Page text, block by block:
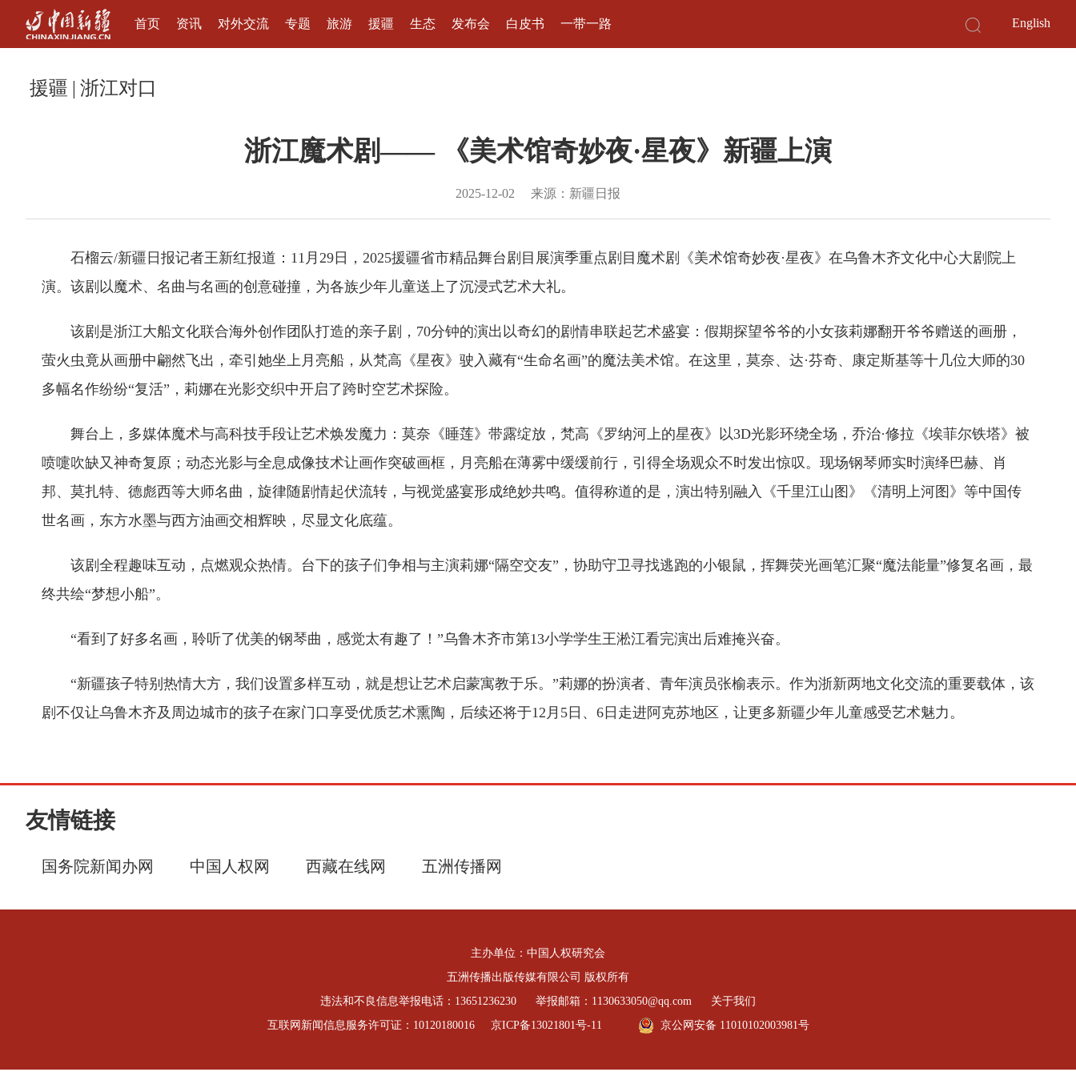
首页 资讯 对外交流 专题 旅游 援疆 生态 发布会 白皮书 一带一路 English
援疆 | 浙江对口
浙江魔术剧—— 《美术馆奇妙夜·星夜》新疆上演
2025-12-02 来源：新疆日报
石榴云/新疆日报记者王新红报道：11月29日，2025援疆省市精品舞台剧目展演季重点剧目魔术剧《美术馆奇妙夜·星夜》在乌鲁木齐文化中心大剧院上
演。该剧以魔术、名曲与名画的创意碰撞，为各族少年儿童送上了沉浸式艺术大礼。
该剧是浙江大船文化联合海外创作团队打造的亲子剧，70分钟的演出以奇幻的剧情串联起艺术盛宴：假期探望爷爷的小女孩莉娜翻开爷爷赠送的画册，
萤火虫竟从画册中翩然飞出，牵引她坐上月亮船，从梵高《星夜》驶入藏有“生命名画”的魔法美术馆。在这里，莫奈、达·芬奇、康定斯基等十几位大师的30
多幅名作纷纷“复活”，莉娜在光影交织中开启了跨时空艺术探险。
舞台上，多媒体魔术与高科技手段让艺术焕发魔力：莫奈《睡莲》带露绽放，梵高《罗纳河上的星夜》以3D光影环绕全场，乔治·修拉《埃菲尔铁塔》被
喷嚏吹缺又神奇复原；动态光影与全息成像技术让画作突破画框，月亮船在薄雾中缓缓前行，引得全场观众不时发出惊叹。现场钢琴师实时演绎巴赫、肖
邦、莫扎特、德彪西等大师名曲，旋律随剧情起伏流转，与视觉盛宴形成绝妙共鸣。值得称道的是，演出特别融入《千里江山图》《清明上河图》等中国传
世名画，东方水墨与西方油画交相辉映，尽显文化底蕴。
该剧全程趣味互动，点燃观众热情。台下的孩子们争相与主演莉娜“隔空交友”，协助守卫寻找逃跑的小银鼠，挥舞荧光画笔汇聚“魔法能量”修复名画，最
终共绘“梦想小船”。
“看到了好多名画，聆听了优美的钢琴曲，感觉太有趣了！”乌鲁木齐市第13小学学生王淞江看完演出后难掩兴奋。
“新疆孩子特别热情大方，我们设置多样互动，就是想让艺术启蒙寓教于乐。”莉娜的扮演者、青年演员张榆表示。作为浙新两地文化交流的重要载体，该
剧不仅让乌鲁木齐及周边城市的孩子在家门口享受优质艺术熏陶，后续还将于12月5日、6日走进阿克苏地区，让更多新疆少年儿童感受艺术魅力。
友情链接
国务院新闻办网 中国人权网 西藏在线网 五洲传播网
主办单位：中国人权研究会
五洲传播出版传媒有限公司 版权所有
违法和不良信息举报电话：13651236230
举报邮箱：1130633050@qq.com
关于我们
互联网新闻信息服务许可证：10120180016
京ICP备13021801号-11 京公网安备 11010102003981号